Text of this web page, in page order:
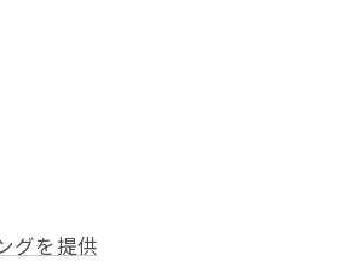
グを提供